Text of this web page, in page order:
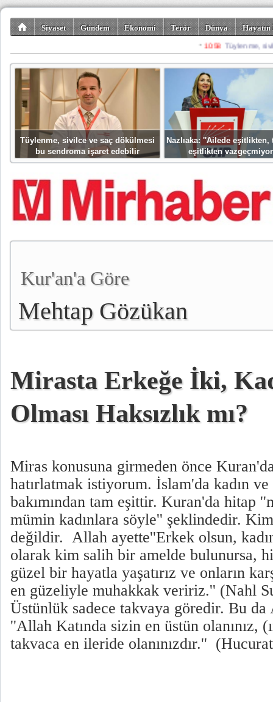
Siyaset Gündem Ekonomi Terör Dünya
Spor Misafir
Tüylenme, sivilce ve saç dökülmesi
bu sendroma işaret edebilir
Nazlıaka: ''Ailede eşitlikten,
eşitlikten
Kur'an'a Göre
Mehtap Gözükan
Mirasta Erkeğe İki,
Olması Haksızlık mı?
Miras konusuna girmeden önce
hatırlatmak istiyorum. İslam'da kadın
bakımından tam eşittir. Kuran'da hitap
mümin kadınlara söyle'' şeklindedir.
değildir. Allah ayette''Erkek olsun,
olarak kim salih bir amelde bulunursa,
güzel bir hayatla yaşatırız ve onların
en güzeliyle muhakkak veririz.'' (Nahl
Üstünlük sadece takvaya göredir. Bu da
''Allah Katında sizin en üstün olanınız,
takvaca en ileride olanınızdır.''